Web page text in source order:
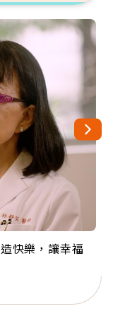
快樂，讓幸福
年 「台灣是我
「蛋黃哥小
休後才開始真
年長羽球選
提琴還登上小